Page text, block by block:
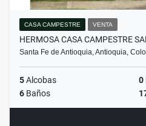
CASA CAMPESTRE VENTA
HERMOSA CASA CAMPESTRE
Santa Fe de Antioquia, Antioquia,
5Alcobas 0
6 Baños